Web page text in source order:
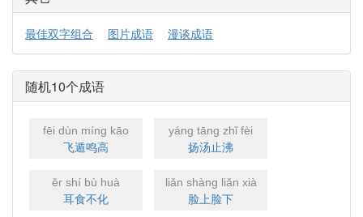
最佳双字组合 图片成语 漫谈成语
随机10个成语
fēi dùn míng kāo
飞遁鸣高
yáng tāng zhǐ fèi
扬汤止沸
ěr shí bù huà
耳食不化
liǎn shàng liǎn xià
脸上脸下